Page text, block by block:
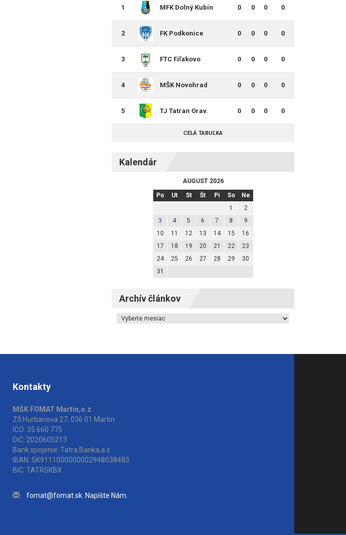
1 MFK Dolný Kubín 0 0 0 0
2 FK Podkonice 0 0 0 0
3 FTC Fiľakovo 0 0 0 0
4
MŠK Novohrad
Lučenec
0 0 0 0
5
TJ Tatran Orav.
Veselé
0 0 0 0
CELÁ TABUĽKA
Kalendár
AUGUST 2026
Po
Ut St Št Pi So
Ne
1
2
3
4 5 6 7 8
9
10
11 12 13 14 15
16
17
18 19 20 21 22
23
24
25 26 27 28 29
30
31
Archív článkov
Archív článkov
Kontakty
MŠK FOMAT Martin,o.z.
ZŠ Hurbanova 27, 036 01 Martin
IČO: 35 660 775
DIČ: 2020605213
Bank.spojenie: Tatra Banka,a.s.
IBAN: SK9111000000002948038483
BIC: TATRSKBX
fomat@fomat.sk. Napíšte Nám.